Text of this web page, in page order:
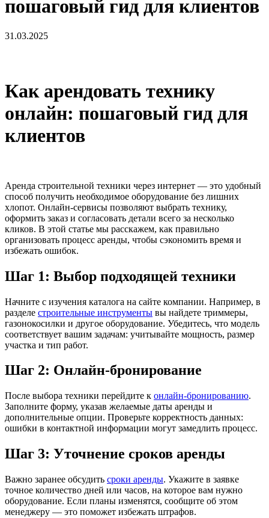
пошаговый гид для клиентов
31.03.2025
Как арендовать технику
онлайн: пошаговый гид для
клиентов
Аренда строительной техники через интернет — это удобный
способ получить необходимое оборудование без лишних
хлопот. Онлайн-сервисы позволяют выбрать технику,
оформить заказ и согласовать детали всего за несколько
кликов. В этой статье мы расскажем, как правильно
организовать процесс аренды, чтобы сэкономить время и
избежать ошибок.
Шаг 1: Выбор подходящей техники
Начните с изучения каталога на сайте компании. Например, в
разделе строительные инструменты вы найдете триммеры,
газонокосилки и другое оборудование. Убедитесь, что модель
соответствует вашим задачам: учитывайте мощность, размер
участка и тип работ.
Шаг 2: Онлайн-бронирование
После выбора техники перейдите к онлайн-бронированию.
Заполните форму, указав желаемые даты аренды и
дополнительные опции. Проверьте корректность данных:
ошибки в контактной информации могут замедлить процесс.
Шаг 3: Уточнение сроков аренды
Важно заранее обсудить сроки аренды. Укажите в заявке
точное количество дней или часов, на которое вам нужно
оборудование. Если планы изменятся, сообщите об этом
менеджеру — это поможет избежать штрафов.